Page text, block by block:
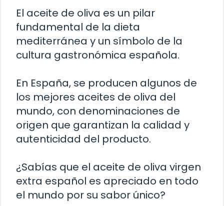
El aceite de oliva es un pilar
fundamental de la dieta
mediterránea y un símbolo de la
cultura gastronómica española.
En España, se producen algunos de
los mejores aceites de oliva del
mundo, con denominaciones de
origen que garantizan la calidad y
autenticidad del producto.
¿Sabías que el aceite de oliva virgen
extra español es apreciado en todo
el mundo por su sabor único?